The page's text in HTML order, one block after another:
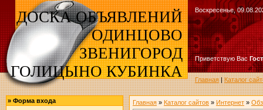
ДОСКА ОБЪЯВЛЕНИЙ
ОДИНЦОВО
ЗВЕНИГОРОД
ГОЛИЦЫНО КУБИНКА
Воскресенье,
Приветствую Вас
Главная|Каталог
» Форма входа Главная» Каталог сайтов» Интернет»